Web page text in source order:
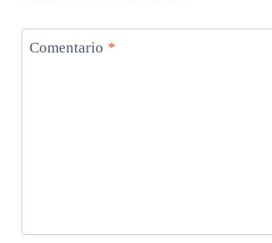
Comentario *